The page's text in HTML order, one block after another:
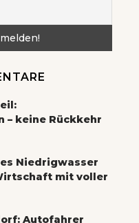
– keine Rückkehr
Niedrigwasser
mit voller
Autofahrer